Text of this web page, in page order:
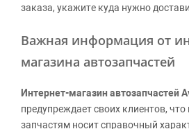
заказа, укажите куда нужно
Важная информация от
магазина автозапчастей
Интернет-магазин автозапчастей
предупреждает своих клиентов,
запчастям носит справочный